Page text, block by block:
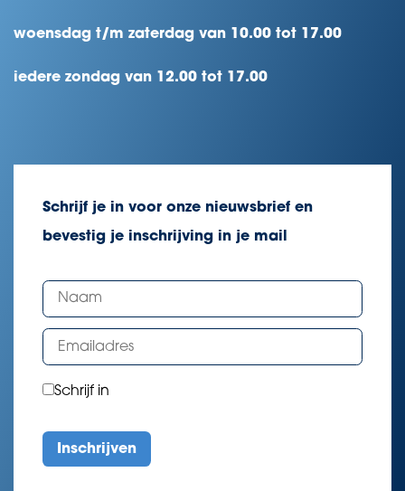
woensdag t/m zaterdag van 10.00 tot 17.00
iedere zondag van 12.00 tot 17.00
Schrijf je in voor onze nieuwsbrief en
bevestig je inschrijving in je mail
Schrijf in